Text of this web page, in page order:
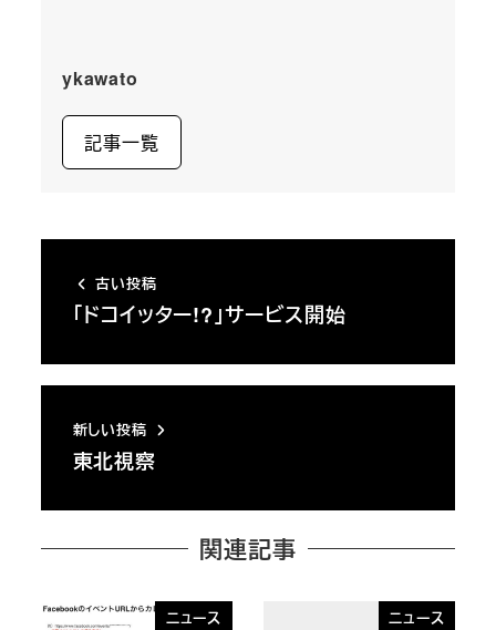
ykawato
記事一覧
古い投稿
「ドコイッター!?」サービス開始
新しい投稿
東北視察
関連記事
ニュース ニュース